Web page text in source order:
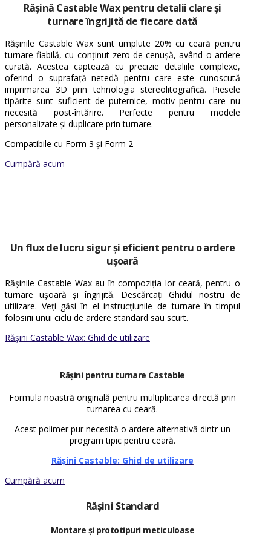
Rășină Castable Waxpentru detalii clare și
turnare îngrijită de fiecare dată
Rășinile Castable Wax sunt umplute 20% cu ceară pentru
turnare fiabilă, cu conținut zero de cenușă, având o ardere
curată. Acestea captează cu precizie detaliile complexe,
oferind o suprafață netedă pentru care este cunoscută
imprimarea 3D prin tehnologia stereolitografică. Piesele
tipărite sunt suficient de puternice, motiv pentru care nu
necesită post-întărire. Perfecte pentru modele
personalizate și duplicare prin turnare.
Compatibile cu Form 3 și Form 2
Cumpără acum
Un flux de lucru sigur și eficient pentru o ardere
ușoară
Rășinile Castable Wax au în compoziția lor ceară, pentru o
turnare ușoară și îngrijită. Descărcați Ghidul nostru de
utilizare. Veți găsi în el instrucțiunile de turnare în timpul
folosirii unui ciclu de ardere standard sau scurt.
Rășini Castable Wax: Ghid de utilizare
Rășini pentru turnare Castable
Formula noastră originală pentru multiplicarea directă prin
turnarea cu ceară.
Acest polimer pur necesită o ardere alternativă dintr-un
program tipic pentru ceară.
Rășini Castable: Ghid de utilizare
Cumpără acum
Rășini Standard
Montare și prototipuri meticuloase